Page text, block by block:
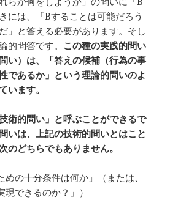
には、「Bすることは可能だろう
」と答える必要があります。そし
的問答です。 この種の実践的問い
い）は、「答えの候補（行為の事
であるか」という理論的問いのよ
います。
術的問い」と呼ぶことができるで
いは、上記の技術的問いとはこと
のどちらでもありません。
の十分条件は何か」（または、
現できるのか？」）